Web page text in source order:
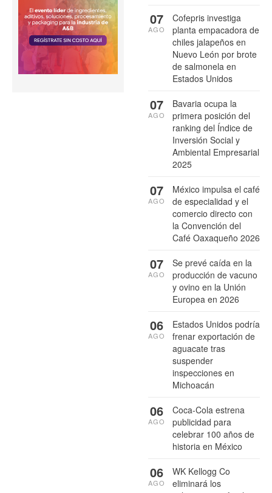
Cofepris investiga
planta empacadora de
chiles jalapeños en
Nuevo León por brote
de salmonela en
Estados Unidos
07
AGO
Bavaria ocupa la
primera posición del
ranking del Índice de
Inversión Social y
Ambiental Empresarial
2025
07
AGO
México impulsa el café
de especialidad y el
comercio directo con
la Convención del
Café Oaxaqueño 2026
07
AGO
Se prevé caída en la
producción de vacuno
y ovino en la Unión
Europea en 2026
07
AGO
Estados Unidos podría
frenar exportación de
aguacate tras
suspender
inspecciones en
Michoacán
06
AGO
Coca-Cola estrena
publicidad para
celebrar 100 años de
historia en México
06
AGO
WK Kellogg Co
eliminará los
06
AGO